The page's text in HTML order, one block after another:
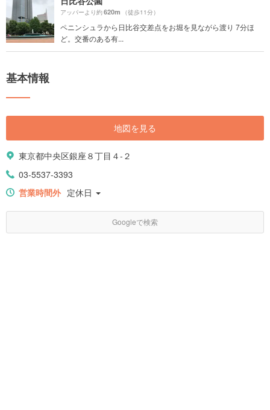
アッパーより約620m （徒歩11分）
ペニンシュラから日比谷交差点をお堀を見ながら渡り 7分ほ
ど。交番のある有...
基本情報
地図を見る
東京都中央区銀座８丁目４-２
03-5537-3393
営業時間外 定休日
Googleで検索